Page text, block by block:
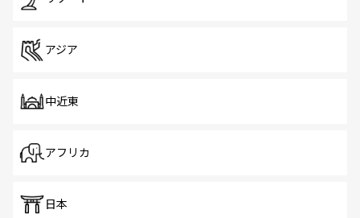
アジア
中近東
アフリカ
日本